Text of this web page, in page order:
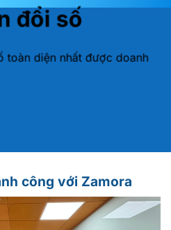
đổi số
toàn diện nhất được doanh
công với Zamora